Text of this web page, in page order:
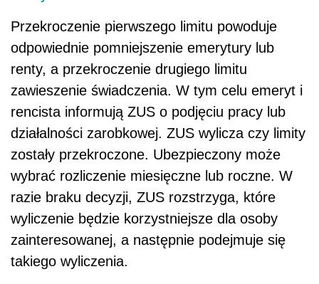
Przekroczenie pierwszego limitu powoduje
odpowiednie pomniejszenie emerytury lub
renty, a przekroczenie drugiego limitu
zawieszenie świadczenia. W tym celu emeryt i
rencista informują ZUS o podjęciu pracy lub
działalności zarobkowej. ZUS wylicza czy limity
zostały przekroczone. Ubezpieczony może
wybrać rozliczenie miesięczne lub roczne. W
razie braku decyzji, ZUS rozstrzyga, które
wyliczenie będzie korzystniejsze dla osoby
zainteresowanej, a następnie podejmuje się
takiego wyliczenia.